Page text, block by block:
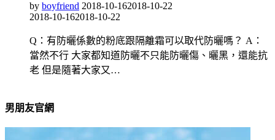
by boyfriend 2018-10-162018-10-22
2018-10-162018-10-22
Q：有防曬係數的粉底跟隔離霜可以取代防曬嗎？ A：
當然不行 大家都知道防曬不只能防曬傷、曬黑，還能抗
老 但是隨著大家又…
男朋友官網